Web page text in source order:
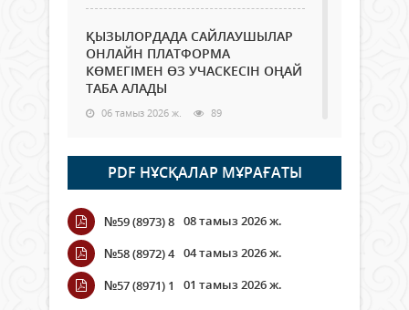
ҚЫЗЫЛОРДАДА САЙЛАУШЫЛАР
ОНЛАЙН ПЛАТФОРМА
КӨМЕГІМЕН ӨЗ УЧАСКЕСІН ОҢАЙ
ТАБА АЛАДЫ
06 тамыз 2026 ж. 89
Open Air: Қызылорда облысы
полиция департаменті 20
мыңнан астам көрерменнің
қауіпсіздігін қамтамасыз етті
06 тамыз 2026 ж.
Wi-Fi ҚАБЫРҒА АРҚЫЛЫ ҚАЛАЙ
ӨТЕДІ?
PDF НҰСҚАЛАР МҰРАҒАТЫ
№59 (8973) 8 08 тамыз 2026 ж.
№58 (8972) 4 04 тамыз 2026 ж.
№57 (8971) 1
01 тамыз 2026 ж.